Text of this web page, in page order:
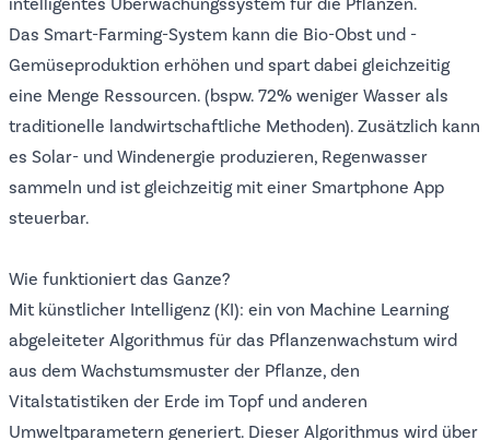
intelligentes Überwachungssystem für die Pflanzen.
Das Smart-Farming-System kann die Bio-Obst und -
Gemüseproduktion erhöhen und spart dabei gleichzeitig
eine Menge Ressourcen. (bspw. 72% weniger Wasser als
traditionelle landwirtschaftliche Methoden). Zusätzlich kann
es Solar- und Windenergie produzieren, Regenwasser
sammeln und ist gleichzeitig mit einer Smartphone App
steuerbar.
Wie funktioniert das Ganze?
Mit künstlicher Intelligenz (KI): ein von Machine Learning
abgeleiteter Algorithmus für das Pflanzenwachstum wird
aus dem Wachstumsmuster der Pflanze, den
Vitalstatistiken der Erde im Topf und anderen
Umweltparametern generiert. Dieser Algorithmus wird über